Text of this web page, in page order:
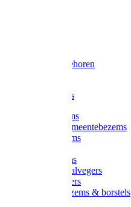
Slede toebehoren
Composters
Straatbezems
Stads- / Gemeentebezems
Terrasbezems
Gootbezems
Kamer-/Zaalvegers
Vloertrekkers
Onkruidbezems & borstels